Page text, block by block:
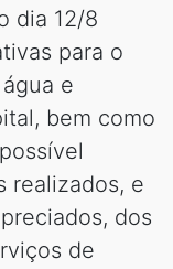
dia 12/8
para o
e
bem como
realizados, e
dos
de